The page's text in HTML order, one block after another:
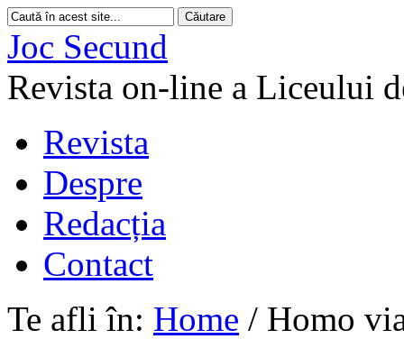
Joc Secund
Revista on-line a Liceului
Revista
Despre
Redacția
Contact
Te afli în: Home / Homo